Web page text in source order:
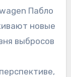
Пабло
новые
выбросов